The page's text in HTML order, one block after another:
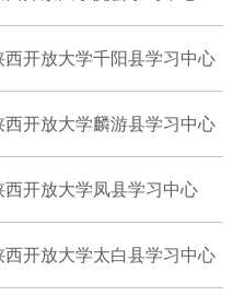
西开放大学千阳县学习中心
西开放大学麟游县学习中心
西开放大学凤县学习中心
西开放大学太白县学习中心